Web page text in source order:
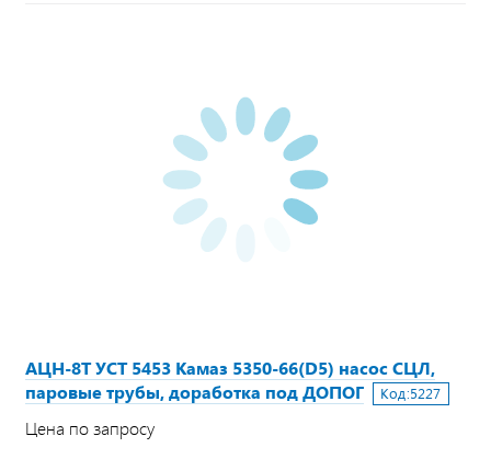
АЦН-8Т УСТ 5453 Камаз 5350-66(D5) насос СЦЛ,
паровые трубы, доработка под ДОПОГ
Код:5227
Цена по запросу